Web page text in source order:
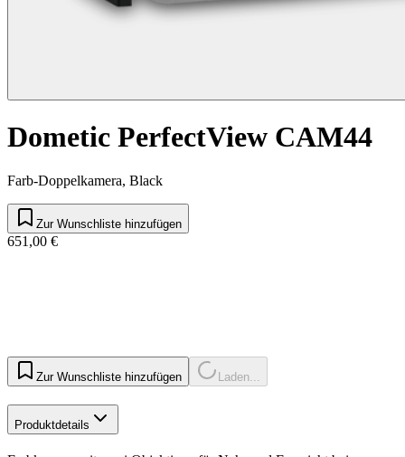
Dometic PerfectView CAM44
Farb-Doppelkamera, Black
Zur Wunschliste hinzufügen
651,00 €
Zur Wunschliste hinzufügen Laden...
Produktdetails